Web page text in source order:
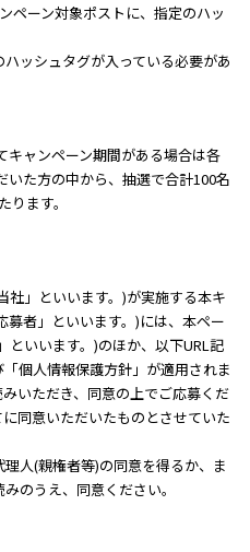
ペーン対象ポストに、指定のハッ
ッシュタグが入っている必要があ
キャンペーン期間がある場合は各
いた方の中から、抽選で合計100名
ます。
社」といいます。)が実施する本キ
募者」といいます。)には、本ペー
といいます。)のほか、以下URL記
個人情報保護方針」が適用されま
いただき、同意の上でご応募くだ
同意いただいたものとさせていた
人(親権者等)の同意を得るか、ま
のうえ、同意ください。